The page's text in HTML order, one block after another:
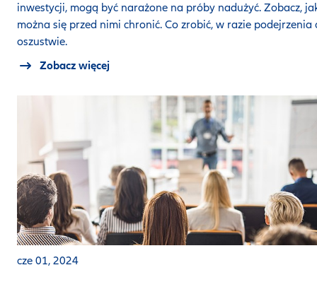
inwestycji, mogą być narażone na próby nadużyć. Zobacz,
można się przed nimi chronić. Co zrobić, w razie podejrzenia
oszustwie.
Zobacz więcej
cze 01, 2024